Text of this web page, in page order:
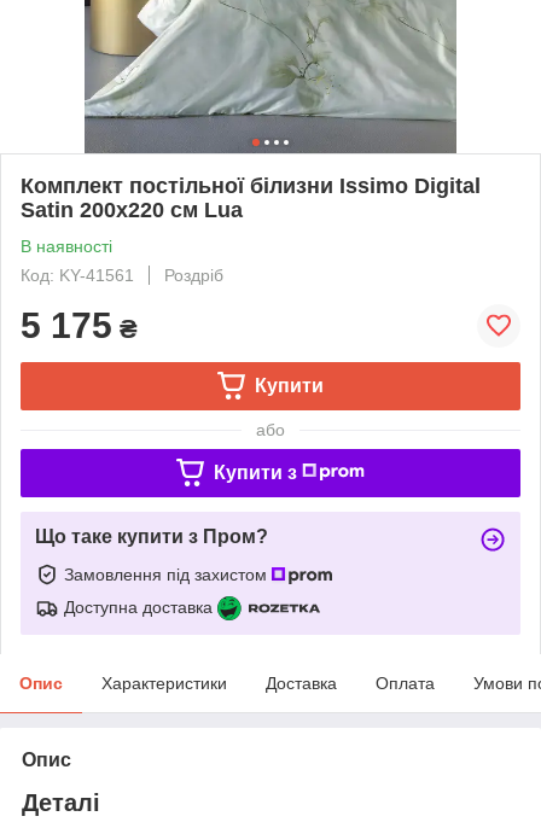
Комплект постільної білизни Issimo Digital
Satin 200х220 см Lua
В наявності
Код: KY-41561
Роздріб
5 175 ₴
Купити
або
Купити з
Що таке купити з Пром?
Замовлення під захистом
Доступна доставка
Опис Характеристики Доставка Оплата Умови
Опис
Деталі